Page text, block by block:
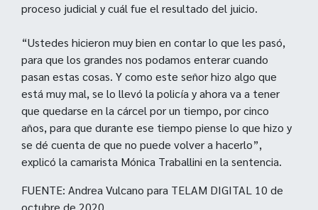
proceso judicial y cuál fue el resultado del juicio.
“Ustedes hicieron muy bien en contar lo que les pasó,
para que los grandes nos podamos enterar cuando
pasan estas cosas. Y como este señor hizo algo que
está muy mal, se lo llevó la policía y ahora va a tener
que quedarse en la cárcel por un tiempo, por cinco
años, para que durante ese tiempo piense lo que hizo y
se dé cuenta de que no puede volver a hacerlo”,
explicó la camarista Mónica Traballini en la sentencia.
FUENTE: Andrea Vulcano para TELAM DIGITAL 10 de
octubre de 2020